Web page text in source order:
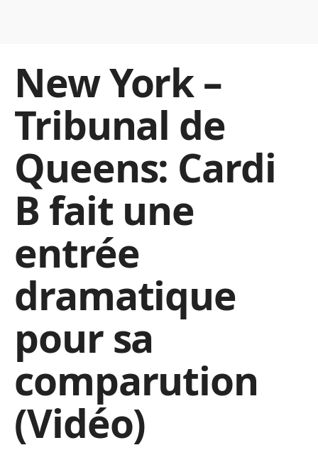
New York –
Tribunal de
Queens: Cardi
B fait une
entrée
dramatique
pour sa
comparution
(Vidéo)